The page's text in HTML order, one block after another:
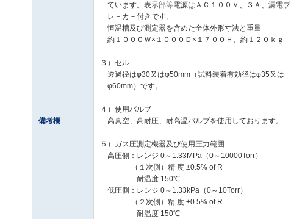
備考欄
ています。表示部等電源はＡＣ１００Ｖ、３Ａ、漏電ブ
レ－カ－付きです。
恒温槽及び測定器を含めた全体外形寸法と重量
約１０００Ｗ×１０００Ｄ×１７００Ｈ、約１２０ｋｇ
３）セル
透過径はφ30又はφ50mm（試料装着有効径はφ35又は
φ60mm）です。
４）使用バルブ
高真空、高耐圧、耐高温バルブを使用しております。
５）ガス圧測定機器及び使用圧力範囲
高圧側：レンジ 0～1.33MPa（0～10000Torr）
（１次側）精 度 ±0.5% of R
耐温度 150℃
低圧側：レンジ 0～1.33kPa（0～10Torr）
（２次側）精 度 ±0.5% of R
耐温度 150℃